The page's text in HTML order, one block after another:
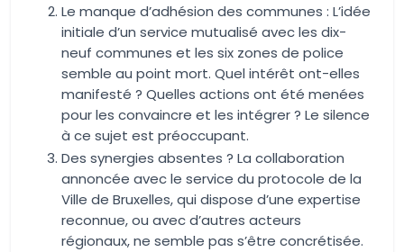
Le manque d’adhésion des communes : L’idée
initiale d’un service mutualisé avec les dix-
neuf communes et les six zones de police
semble au point mort. Quel intérêt ont-elles
manifesté ? Quelles actions ont été menées
pour les convaincre et les intégrer ? Le silence
à ce sujet est préoccupant.
Des synergies absentes ? La collaboration
annoncée avec le service du protocole de la
Ville de Bruxelles, qui dispose d’une expertise
reconnue, ou avec d’autres acteurs
régionaux, ne semble pas s’être concrétisée.